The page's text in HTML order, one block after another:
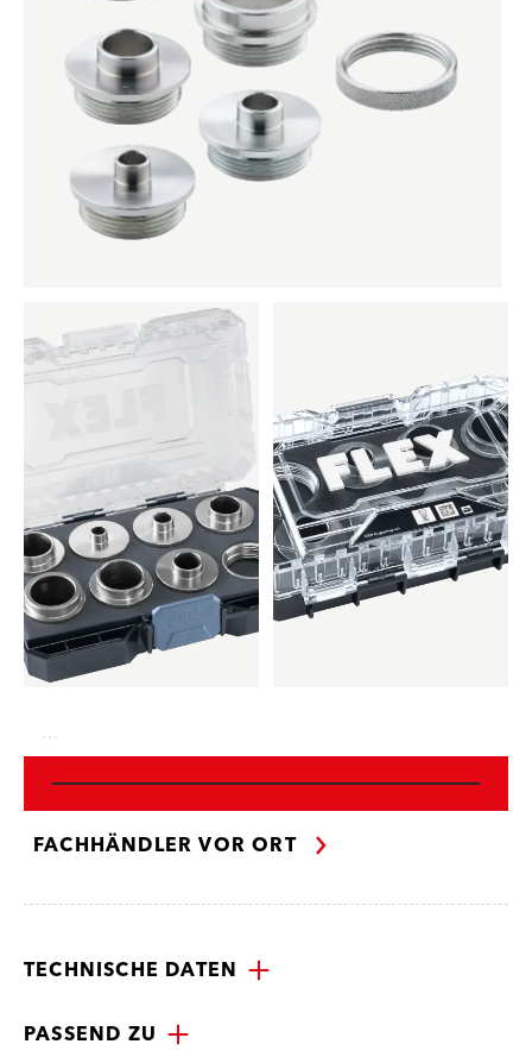
…
FACHHÄNDLER VOR ORT
TECHNISCHE DATEN
PASSEND ZU